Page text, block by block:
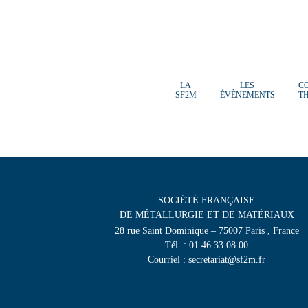
LA
SF2M
LES
ÉVÈNEMENTS
SOCIÉTÉ FRANÇAISE
DE MÉTALLURGIE ET DE MATÉRIAUX
28 rue Saint Dominique – 75007 Paris , France
Tél. : 01 46 33 08 00
Courriel : secretariat@sf2m.fr